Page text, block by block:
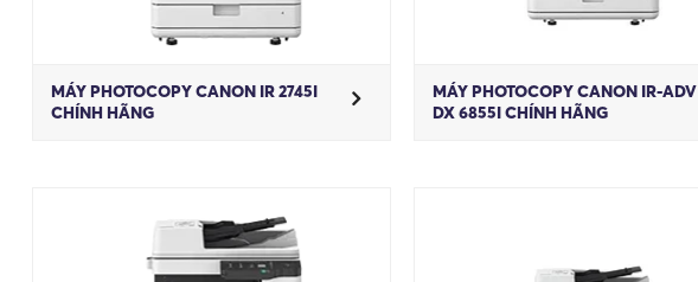
MÁY PHOTOCOPY CANON IR 2745I
CHÍNH HÃNG
MÁY PHOTOCOPY CANON IR-ADV
DX 6855I CHÍNH HÃNG